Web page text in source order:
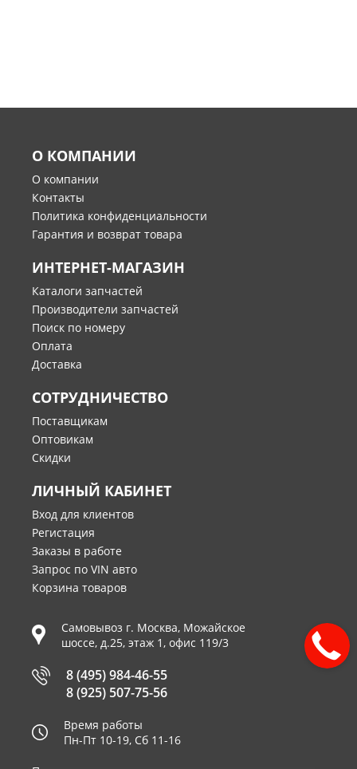
О КОМПАНИИ
О компании
Контакты
Политика конфиденциальности
Гарантия и возврат товара
ИНТЕРНЕТ-МАГАЗИН
Каталоги запчастей
Производители запчастей
Поиск по номеру
Оплата
Доставка
СОТРУДНИЧЕСТВО
Поставщикам
Оптовикам
Скидки
ЛИЧНЫЙ КАБИНЕТ
Вход для клиентов
Регистация
Заказы в работе
Запрос по VIN авто
Корзина товаров
Самовывоз г. Москва, Можайское
шоссе, д.25, этаж 1, офис 119/3
8 (495) 984-46-55
8 (925) 507-75-56
Время работы
Пн-Пт 10-19, Сб 11-16